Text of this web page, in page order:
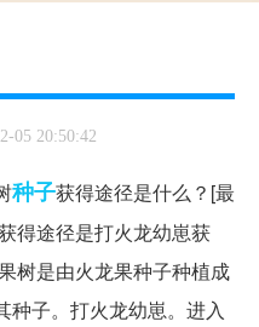
05 20:50:42
种子获得途径是什么？[最
得途径是打火龙幼崽获
树是由火龙果种子种植成
种子。打火龙幼崽。进入